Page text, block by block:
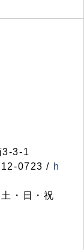
3-1
0723 / h
・日・祝